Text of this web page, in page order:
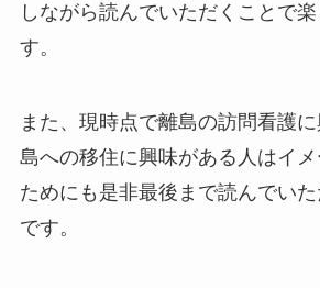
しながら読んでいただくことで
す。
また、現時点で離島の訪問看護
島への移住に興味がある人はイ
ためにも是非最後まで読んでい
です。